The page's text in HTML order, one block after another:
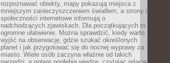
rozpoznawać obiekty, mapy pokazują miejsca z
mniejszym zanieczyszczeniem światłem, a strony i
społeczności internetowe informują o
nadchodzących zjawiskach. Dla początkujących to
ogromne ułatwienie. Można sprawdzić, kiedy warto
wyjść na obserwację, gdzie szukać określonych
planet i jak przygotować się do nocnej wyprawy za
miasto. Wiele osób zaczyna właśnie od takich